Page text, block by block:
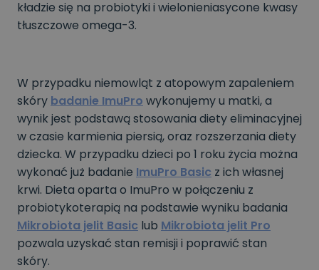
kładzie się na probiotyki i wielonieniasycone kwasy
tłuszczowe omega-3.
W przypadku niemowląt z atopowym zapaleniem
skóry badanie ImuPro wykonujemy u matki, a
wynik jest podstawą stosowania diety eliminacyjnej
w czasie karmienia piersią, oraz rozszerzania diety
dziecka. W przypadku dzieci po 1 roku życia można
wykonać już badanie ImuPro Basic z ich własnej
krwi. Dieta oparta o ImuPro w połączeniu z
probiotykoterapią na podstawie wyniku badania
Mikrobiota jelit Basic lub Mikrobiota jelit Pro
pozwala uzyskać stan remisji i poprawić stan
skóry.